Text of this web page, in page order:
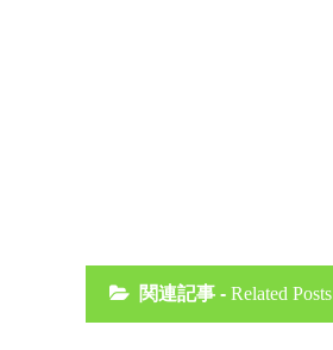
関連記事 - Related Posts